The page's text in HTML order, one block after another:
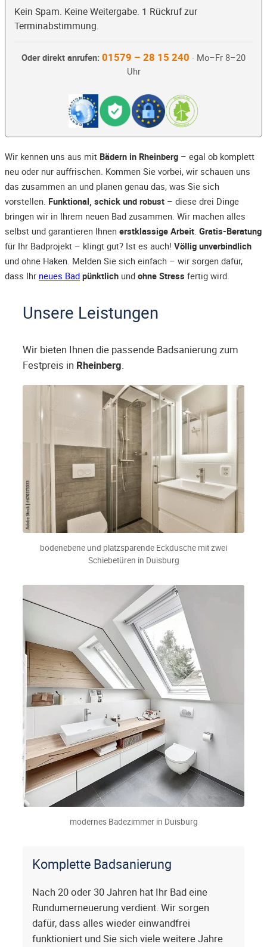
Kein Spam. Keine Weitergabe. 1 Rückruf zur
Terminabstimmung.
Oder direkt anrufen: 01579 – 28 15 240 · Mo–Fr 8–20
Uhr
Wir kennen uns aus mit Bädern in Rheinberg – egal ob komplett
neu oder nur auffrischen. Kommen Sie vorbei, wir schauen uns
das zusammen an und planen genau das, was Sie sich
vorstellen. Funktional, schick und robust – diese drei Dinge
bringen wir in Ihrem neuen Bad zusammen. Wir machen alles
selbst und garantieren Ihnen erstklassige Arbeit. Gratis-Beratung
für Ihr Badprojekt – klingt gut? Ist es auch! Völlig unverbindlich
und ohne Haken. Melden Sie sich einfach – wir sorgen dafür,
dass Ihr neues Bad pünktlich und ohne Stress fertig wird.
Unsere Leistungen
Wir bieten Ihnen die passende Badsanierung zum
Festpreis in Rheinberg.
bodenebene und platzsparende Eckdusche mit zwei
Schiebetüren in Duisburg
modernes Badezimmer in Duisburg
Komplette Badsanierung
Nach 20 oder 30 Jahren hat Ihr Bad eine
Rundumerneuerung verdient. Wir sorgen
dafür, dass alles wieder einwandfrei
funktioniert und Sie sich viele weitere Jahre